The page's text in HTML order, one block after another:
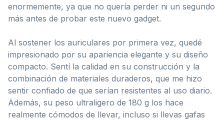
enormemente, ya que no quería perder ni un segundo
más antes de probar este nuevo gadget.
Al sostener los auriculares por primera vez, quedé
impresionado por su apariencia elegante y su diseño
compacto. Sentí la calidad en su construcción y la
combinación de materiales duraderos, que me hizo
sentir confiado de que serían resistentes al uso diario.
Además, su peso ultraligero de 180 g los hace
realmente cómodos de llevar, incluso si llevas gafas